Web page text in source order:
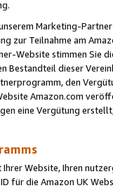
Marketing-
zur Teilnahme am
Website stimmen Sie
Bestandteil dieser
den
Amazon.com
eine Vergütung
Website, Ihren
für die Amazon UK